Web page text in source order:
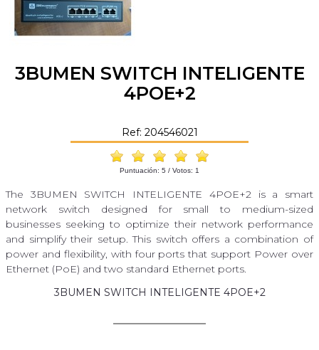
3BUMEN SWITCH INTELIGENTE
4POE+2
Ref: 204546021
Puntuación: 5 / Votos: 1
The 3BUMEN SWITCH INTELIGENTE 4POE+2 is a smart
network switch designed for small to medium-sized
businesses seeking to optimize their network performance
and simplify their setup. This switch offers a combination of
power and flexibility, with four ports that support Power over
Ethernet (PoE) and two standard Ethernet ports.
3BUMEN SWITCH INTELIGENTE 4POE+2